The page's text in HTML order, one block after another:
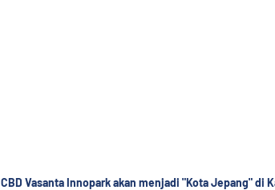
CBD Vasanta Innopark akan menjadi "Kota Jepang" di